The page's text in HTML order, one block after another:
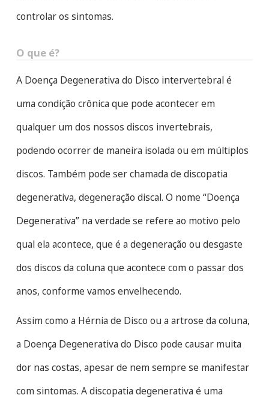
controlar os sintomas.
O que é?
A Doença Degenerativa do Disco intervertebral é
uma condição crônica que pode acontecer em
qualquer um dos nossos discos invertebrais,
podendo ocorrer de maneira isolada ou em múltiplos
discos. Também pode ser chamada de discopatia
degenerativa, degeneração discal. O nome “Doença
Degenerativa” na verdade se refere ao motivo pelo
qual ela acontece, que é a degeneração ou desgaste
dos discos da coluna que acontece com o passar dos
anos, conforme vamos envelhecendo.
Assim como a Hérnia de Disco ou a artrose da coluna,
a Doença Degenerativa do Disco pode causar muita
dor nas costas, apesar de nem sempre se manifestar
com sintomas. A discopatia degenerativa é uma